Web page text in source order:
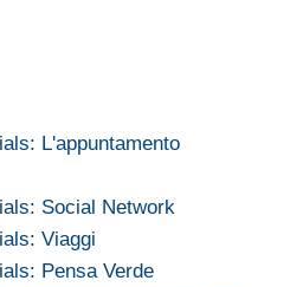
L'appuntamento
Social Network
Viaggi
Pensa Verde